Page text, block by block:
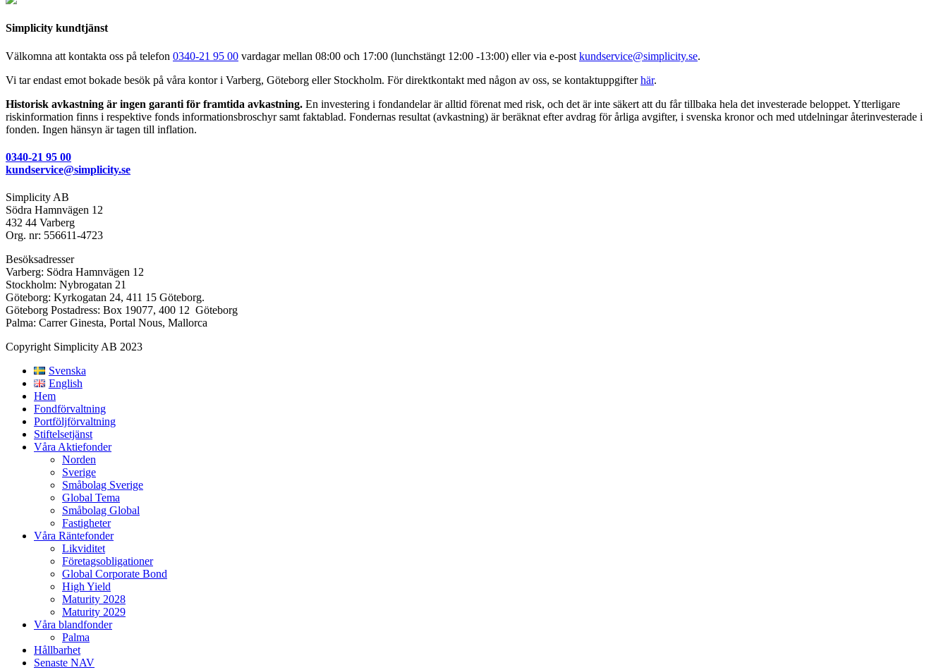
Simplicity kundtjänst
Välkomna att kontakta oss på telefon 0340-21 95 00 vardagar mellan 08:00 och 17:00 (lunchstängt 12:00 -13:00) eller via e-post kundservice@simplicity.se.
Vi tar endast emot bokade besök på våra kontor i Varberg, Göteborg eller Stockholm. För direktkontakt med någon av oss, se kontaktuppgifterhär.
Historisk avkastning är ingen garanti för framtida avkastning. En investering i fondandelar är alltid förenat med risk, och det är inte säkert att du får tillbaka hela det investerade beloppet. Ytterligare
riskinformation finns i respektive fonds informationsbroschyr samt faktablad. Fondernas resultat (avkastning) är beräknat efter avdrag för årliga avgifter, i svenska kronor och med utdelningar återinvesterade i
fonden. Ingen hänsyn är tagen till inflation.
0340-21 95 00
kundservice@simplicity.se
Simplicity AB
Södra Hamnvägen 12
432 44 Varberg
Org. nr: 556611-4723
Besöksadresser
Varberg: Södra Hamnvägen 12
Stockholm: Nybrogatan 21
Göteborg: Kyrkogatan 24, 411 15 Göteborg.
Göteborg Postadress: Box 19077, 400 12 Göteborg
Palma: Carrer Ginesta, Portal Nous, Mallorca
Copyright Simplicity AB 2023
Svenska
English
Hem
Fondförvaltning
Portföljförvaltning
Stiftelsetjänst
Våra Aktiefonder
Norden
Sverige
Småbolag Sverige
Global Tema
Småbolag Global
Fastigheter
Våra Räntefonder
Likviditet
Företagsobligationer
Global Corporate Bond
High Yield
Maturity 2028
Maturity 2029
Våra blandfonder
Palma
Hållbarhet
Senaste NAV